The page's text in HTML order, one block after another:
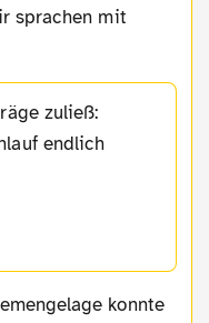
sprachen mit
zuließ:
endlich